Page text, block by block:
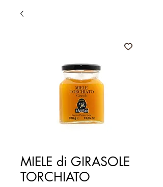
MIELE di GIRASOLE
TORCHIATO